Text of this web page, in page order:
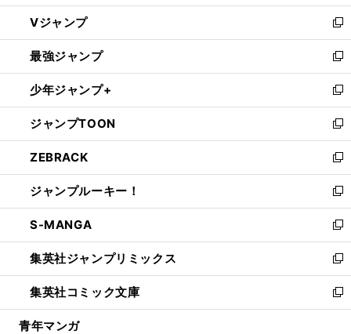
ウ
ィ
ン
ド
ウ
で
開
く
し
い
ウ
ィ
ン
ド
ウ
で
開
く
Vジャンプ
新
し
い
ウ
ィ
ン
ド
ウ
で
開
く
最強ジャンプ
新
し
い
ウ
ィ
ン
ド
ウ
で
開
く
少年ジャンプ+
新
し
い
ウ
ィ
ン
ド
ウ
で
開
く
ジャンプTOON
新
し
い
ウ
ィ
ン
ド
ウ
で
開
く
ZEBRACK
新
し
い
ウ
ィ
ン
ド
ウ
で
開
ジャンプルーキー！
新
し
い
ウ
ィ
ン
ド
ウ
S-MANGA
新
し
い
ウ
ィ
ン
集英社ジャンプリミックス
新
し
い
ウ
集英社コミック文庫
新
し
青年マンガ